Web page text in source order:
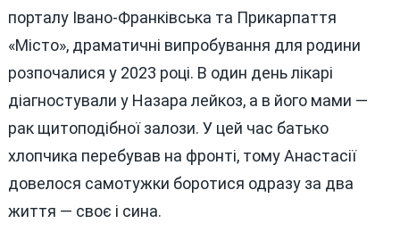
порталу Івано-Франківська та Прикарпаття
«Місто», драматичні випробування для родини
розпочалися у 2023 році. В один день лікарі
діагностували у Назара лейкоз, а в його мами —
рак щитоподібної залози. У цей час батько
хлопчика перебував на фронті, тому Анастасії
довелося самотужки боротися одразу за два
життя — своє і сина.